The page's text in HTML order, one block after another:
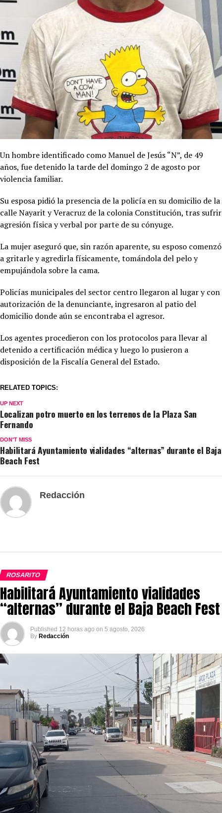
Un hombre identificado como Manuel de Jesús “N”, de 49
años, fue detenido la tarde del domingo 2 de agosto por
violencia familiar.
Su esposa pidió la presencia de la policía en su domicilio de la
calle Nayarit y Veracruz de la colonia Constitución, tras sufrir
agresión física y verbal por parte de su cónyuge.
La mujer aseguró que, sin razón aparente, su esposo comenzó
a gritarle y agredirla físicamente, tomándola del pelo y
empujándola sobre la cama.
Policías municipales del sector centro llegaron al lugar y con
autorización de la denunciante, ingresaron al patio del
domicilio donde aún se encontraba el agresor.
Los agentes procedieron con los protocolos para llevar al
detenido a certificación médica y luego lo pusieron a
disposición de la Fiscalía General del Estado.
RELATED TOPICS:
UP NEXT
Localizan potro muerto en los terrenos de la Plaza San
Fernando
DON'T MISS
Habilitará Ayuntamiento vialidades “alternas” durante el Baja
Beach Fest
Redacción
ROSARITO
Habilitará Ayuntamiento vialidades
“alternas” durante el Baja Beach Fest
Published 12 horas ago on 5 agosto, 2026
By Redacción